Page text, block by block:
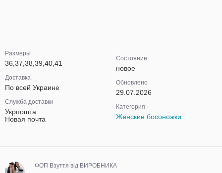
Размеры
36,37,38,39,40,41
Доставка
По всей Украине
Служба доставки
Укрпошта
Новая почта
Состояние
новое
Обновлено
29.07.2026
Категория
Женские босоножки
ФОП Взуття від ВИРОБНИКА